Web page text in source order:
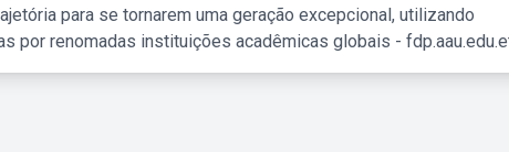
para se tornarem uma geração excepcional, utilizando
por renomadas instituições acadêmicas globais -